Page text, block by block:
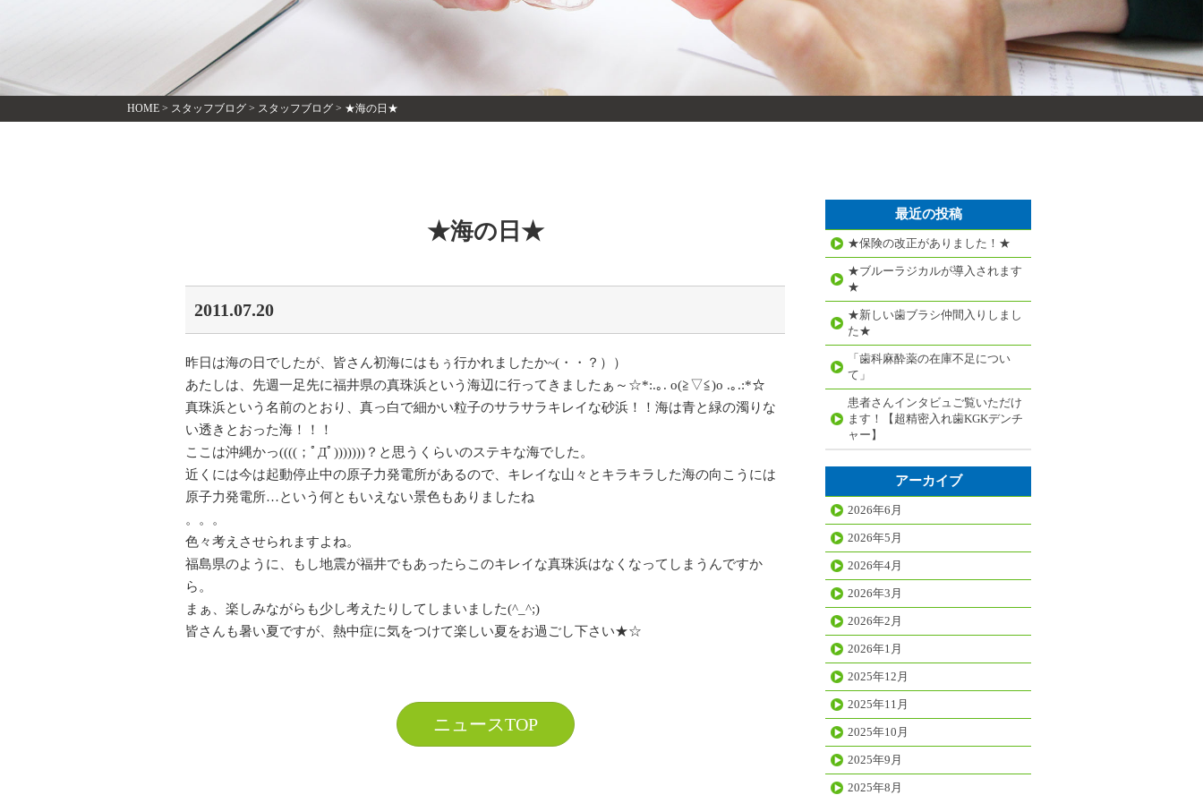
HOME > スタッフブログ > スタッフブログ > ★海の日★
★海の日★
2011.07.20
昨日は海の日でしたが、皆さん初海にはもぅ行かれましたか~(・・？））
あたしは、先週一足先に福井県の真珠浜という海辺に行ってきましたぁ～☆*:.｡. o(≧▽≦)o .｡.:*☆
真珠浜という名前のとおり、真っ白で細かい粒子のサラサラキレイな砂浜！！海は青と緑の濁りな
い透きとおった海！！！
ここは沖縄かっ((((；ﾟДﾟ)))))))？と思うくらいのステキな海でした。
近くには今は起動停止中の原子力発電所があるので、キレイな山々とキラキラした海の向こうには
原子力発電所…という何ともいえない景色もありましたね
。。。
色々考えさせられますよね。
福島県のように、もし地震が福井でもあったらこのキレイな真珠浜はなくなってしまうんですか
ら。
まぁ、楽しみながらも少し考えたりしてしまいました(^_^;)
皆さんも暑い夏ですが、熱中症に気をつけて楽しい夏をお過ごし下さい★☆
ニュースTOP
最近の投稿
★保険の改正がありました！★
★ブルーラジカルが導入されます
★
★新しい歯ブラシ仲間入りしまし
た★
「歯科麻酔薬の在庫不足につい
て」
患者さんインタビュご覧いただけ
ます！【超精密入れ歯KGKデンチ
ャー】
アーカイブ
2026年6月
2026年5月
2026年4月
2026年3月
2026年2月
2026年1月
2025年12月
2025年11月
2025年10月
2025年9月
2025年8月